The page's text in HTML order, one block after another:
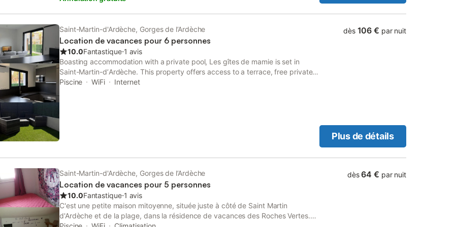
Saint-Martin-d'Ardèche, Gorges de l’Ardèche
Location de vacances pour 6 personnes
10.0Fantastique⋅1 avis
Boasting accommodation with a private pool, Les gîtes de mamie is set in
Saint-Martin-dʼArdèche. This property offers access to a terrace, free private
parking and free WiFi. The property is non-smoking and is situated 29 km from
Piscine WiFi Internet
dès 106 € par nuit
Plus de détails
Saint-Martin-d'Ardèche, Gorges de l’Ardèche
Location de vacances pour 5 personnes
10.0Fantastique⋅1 avis
C'est une petite maison mitoyenne, située juste à côté de Saint Martin
d'Ardèche et de la plage, dans la résidence de vacances des Roches Vertes.
dès 64 € par nuit